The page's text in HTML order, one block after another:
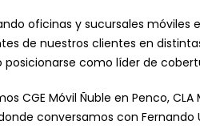
oficinas y sucursales
de nuestros clientes en
posicionarse como líder de
CGE Móvil Ñuble en Penco,
conversamos con Fernando